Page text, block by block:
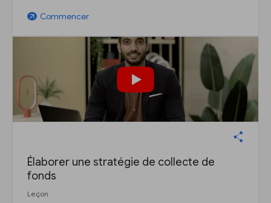
arrow_outward Commencer
Élaborer une stratégie de collecte de
fonds
Leçon